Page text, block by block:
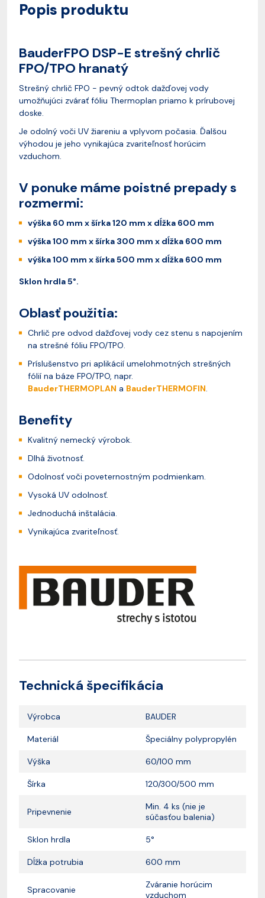
Popis produktu
BauderFPO DSP-E strešný chrlič
FPO/TPO hranatý
Strešný chrlič FPO - pevný odtok dažďovej vody
umožňujúci zvárať fóliu Thermoplan priamo k prírubovej
doske.
Je odolný voči UV žiareniu a vplyvom počasia. Ďalšou
výhodou je jeho vynikajúca zvariteľnosť horúcim
vzduchom.
V ponuke máme poistné prepady s
rozmermi:
výška 60 mm x šírka 120 mm x dĺžka 600 mm
výška 100 mm x šírka 300 mm x dĺžka 600 mm
výška 100 mm x šírka 500 mm x dĺžka 600 mm
Sklon hrdla 5°.
Oblasť použitia:
Chrlič pre odvod dažďovej vody cez stenu s napojením
na strešné fóliu FPO/TPO.
Príslušenstvo pri aplikácií umelohmotných strešných
fólií na báze FPO/TPO, napr.
BauderTHERMOPLAN a BauderTHERMOFIN.
Benefity
Kvalitný nemecký výrobok.
Dlhá životnosť.
Odolnosť voči poveternostným podmienkam.
Vysoká UV odolnosť.
Jednoduchá inštalácia.
Vynikajúca zvariteľnosť.
Technická špecifikácia
Výrobca BAUDER
Materiál Špeciálny polypropylén
Výška 60/100 mm
Šírka 120/300/500 mm
Pripevnenie
Min. 4 ks (nie je
súčasťou balenia)
Sklon hrdla 5°
Dĺžka potrubia 600 mm
Spracovanie
Zváranie horúcim
vzduchom